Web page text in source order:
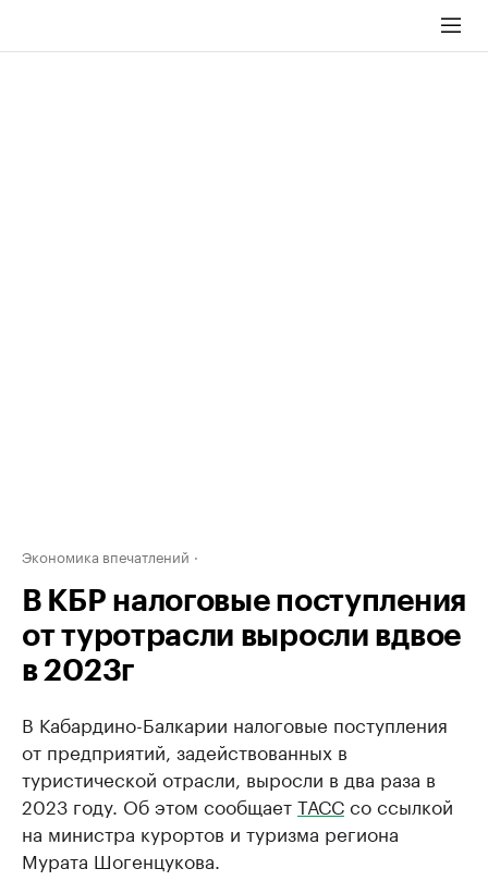
Экономика впечатлений
В КБР налоговые поступления
от туротрасли выросли вдвое
в 2023г
В Кабардино-Балкарии налоговые поступления
от предприятий, задействованных в
туристической отрасли, выросли в два раза в
2023 году. Об этом сообщаетТАССсо ссылкой
на министра курортов и туризма региона
Мурата Шогенцукова.